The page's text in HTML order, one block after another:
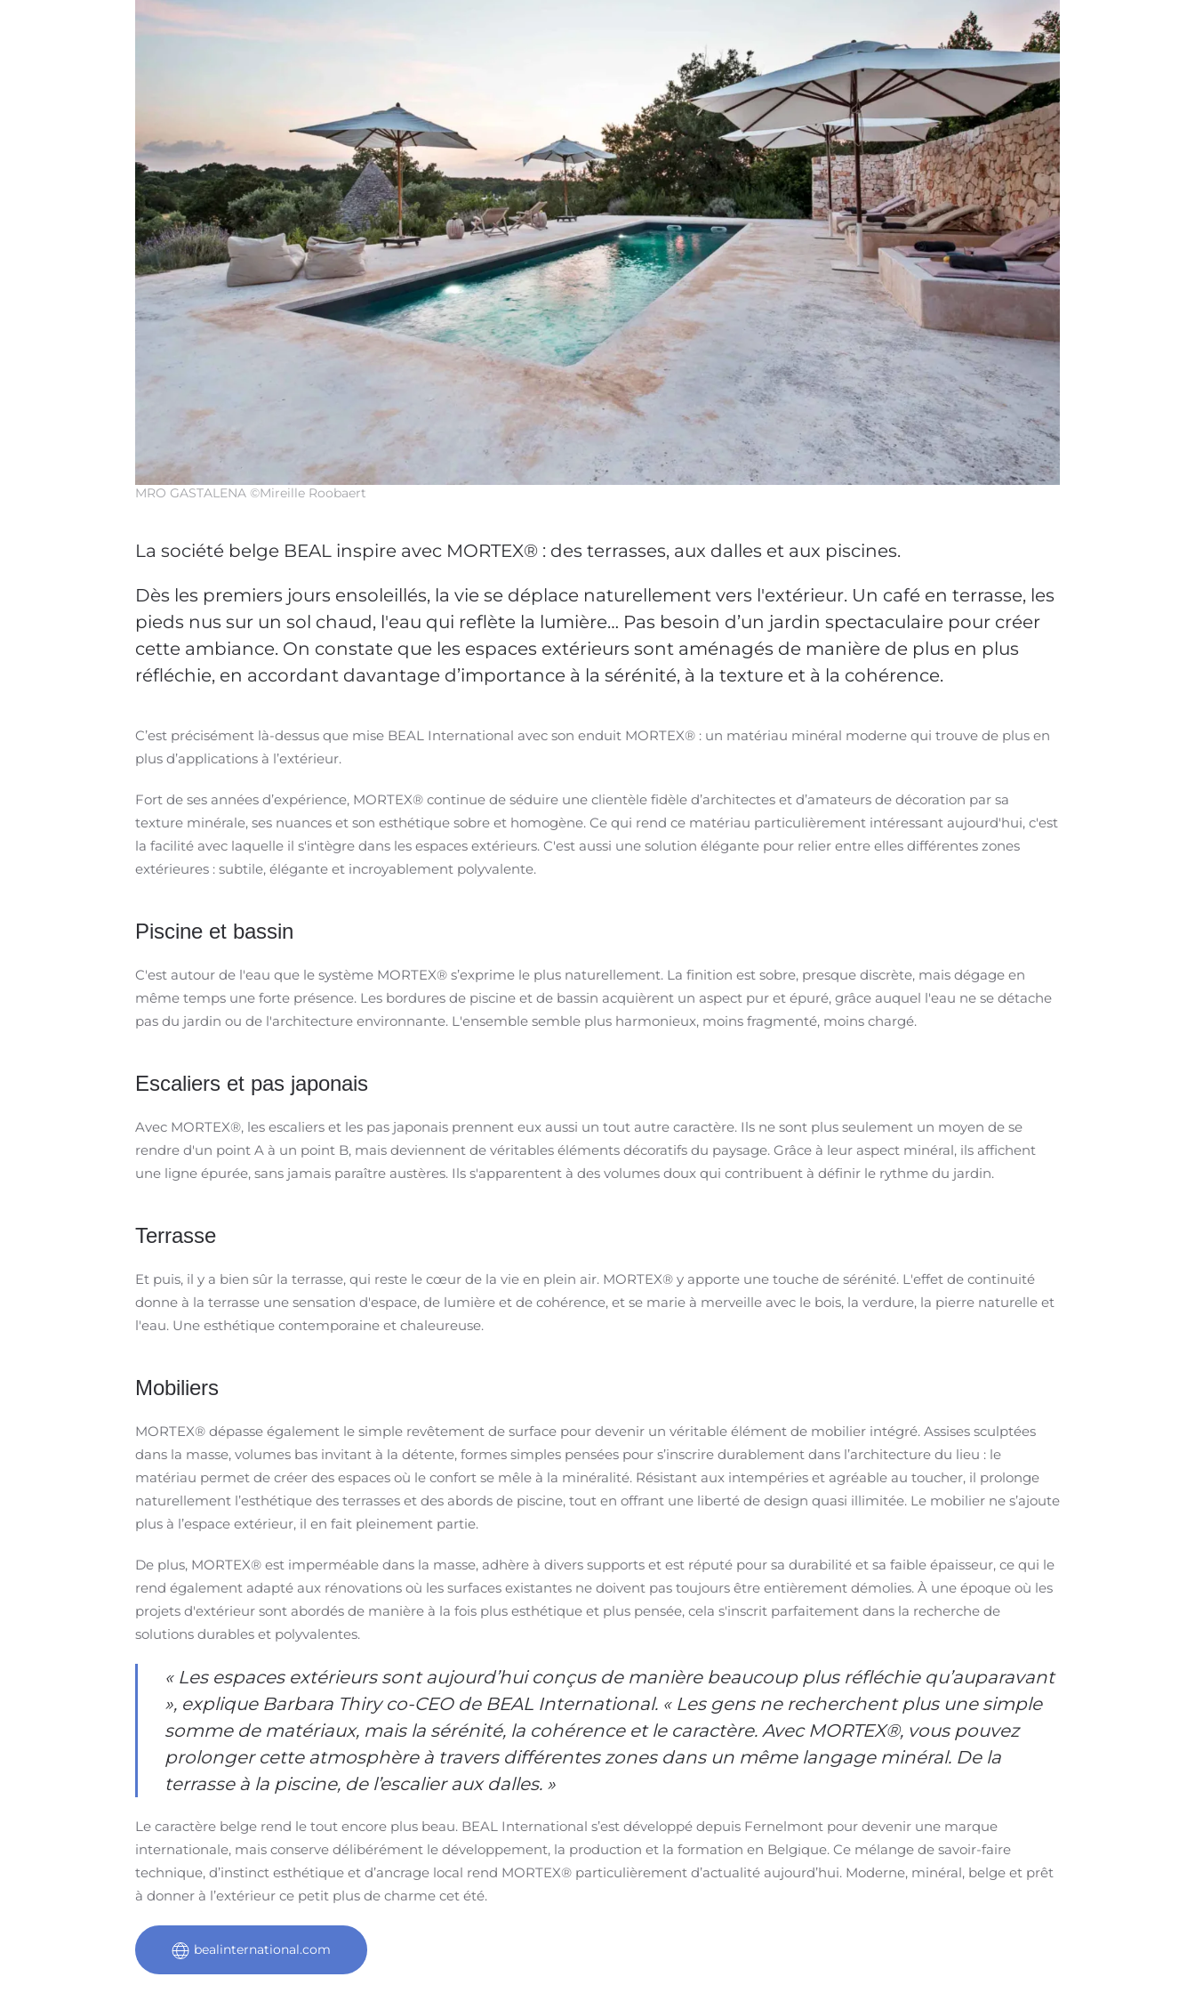
MRO GASTALENA ©Mireille Roobaert
La société belge BEAL inspire avec MORTEX® : des terrasses, aux dalles et aux piscines.
Dès les premiers jours ensoleillés, la vie se déplace naturellement vers l'extérieur. Un café en terrasse, les
pieds nus sur un sol chaud, l'eau qui reflète la lumière… Pas besoin d’un jardin spectaculaire pour créer
cette ambiance. On constate que les espaces extérieurs sont aménagés de manière de plus en plus
réfléchie, en accordant davantage d’importance à la sérénité, à la texture et à la cohérence.
C’est précisément là-dessus que mise BEAL International avec son enduit MORTEX® : un matériau minéral moderne qui trouve de plus en
plus d’applications à l’extérieur.
Fort de ses années d’expérience, MORTEX® continue de séduire une clientèle fidèle d’architectes et d’amateurs de décoration par sa
texture minérale, ses nuances et son esthétique sobre et homogène. Ce qui rend ce matériau particulièrement intéressant aujourd'hui, c'est
la facilité avec laquelle il s'intègre dans les espaces extérieurs. C'est aussi une solution élégante pour relier entre elles différentes zones
extérieures : subtile, élégante et incroyablement polyvalente.
Piscine et bassin
C'est autour de l'eau que le système MORTEX® s’exprime le plus naturellement. La finition est sobre, presque discrète, mais dégage en
même temps une forte présence. Les bordures de piscine et de bassin acquièrent un aspect pur et épuré, grâce auquel l'eau ne se détache
pas du jardin ou de l'architecture environnante. L'ensemble semble plus harmonieux, moins fragmenté, moins chargé.
Escaliers et pas japonais
Avec MORTEX®, les escaliers et les pas japonais prennent eux aussi un tout autre caractère. Ils ne sont plus seulement un moyen de se
rendre d'un point A à un point B, mais deviennent de véritables éléments décoratifs du paysage. Grâce à leur aspect minéral, ils affichent
une ligne épurée, sans jamais paraître austères. Ils s'apparentent à des volumes doux qui contribuent à définir le rythme du jardin.
Terrasse
Et puis, il y a bien sûr la terrasse, qui reste le cœur de la vie en plein air. MORTEX® y apporte une touche de sérénité. L'effet de continuité
donne à la terrasse une sensation d'espace, de lumière et de cohérence, et se marie à merveille avec le bois, la verdure, la pierre naturelle et
l'eau. Une esthétique contemporaine et chaleureuse.
Mobiliers
MORTEX® dépasse également le simple revêtement de surface pour devenir un véritable élément de mobilier intégré. Assises sculptées
dans la masse, volumes bas invitant à la détente, formes simples pensées pour s’inscrire durablement dans l’architecture du lieu : le
matériau permet de créer des espaces où le confort se mêle à la minéralité. Résistant aux intempéries et agréable au toucher, il prolonge
naturellement l’esthétique des terrasses et des abords de piscine, tout en offrant une liberté de design quasi illimitée. Le mobilier ne s’ajoute
plus à l’espace extérieur, il en fait pleinement partie.
De plus, MORTEX® est imperméable dans la masse, adhère à divers supports et est réputé pour sa durabilité et sa faible épaisseur, ce qui le
rend également adapté aux rénovations où les surfaces existantes ne doivent pas toujours être entièrement démolies. À une époque où les
projets d'extérieur sont abordés de manière à la fois plus esthétique et plus pensée, cela s'inscrit parfaitement dans la recherche de
solutions durables et polyvalentes.
« Les espaces extérieurs sont aujourd’hui conçus de manière beaucoup plus réfléchie qu’auparavant
», explique Barbara Thiry co-CEO de BEAL International. « Les gens ne recherchent plus une simple
somme de matériaux, mais la sérénité, la cohérence et le caractère. Avec MORTEX®, vous pouvez
prolonger cette atmosphère à travers différentes zones dans un même langage minéral. De la
terrasse à la piscine, de l’escalier aux dalles. »
Le caractère belge rend le tout encore plus beau. BEAL International s’est développé depuis Fernelmont pour devenir une marque
internationale, mais conserve délibérément le développement, la production et la formation en Belgique. Ce mélange de savoir-faire
technique, d’instinct esthétique et d’ancrage local rend MORTEX® particulièrement d’actualité aujourd’hui. Moderne, minéral, belge et prêt
à donner à l’extérieur ce petit plus de charme cet été.
bealinternational.com